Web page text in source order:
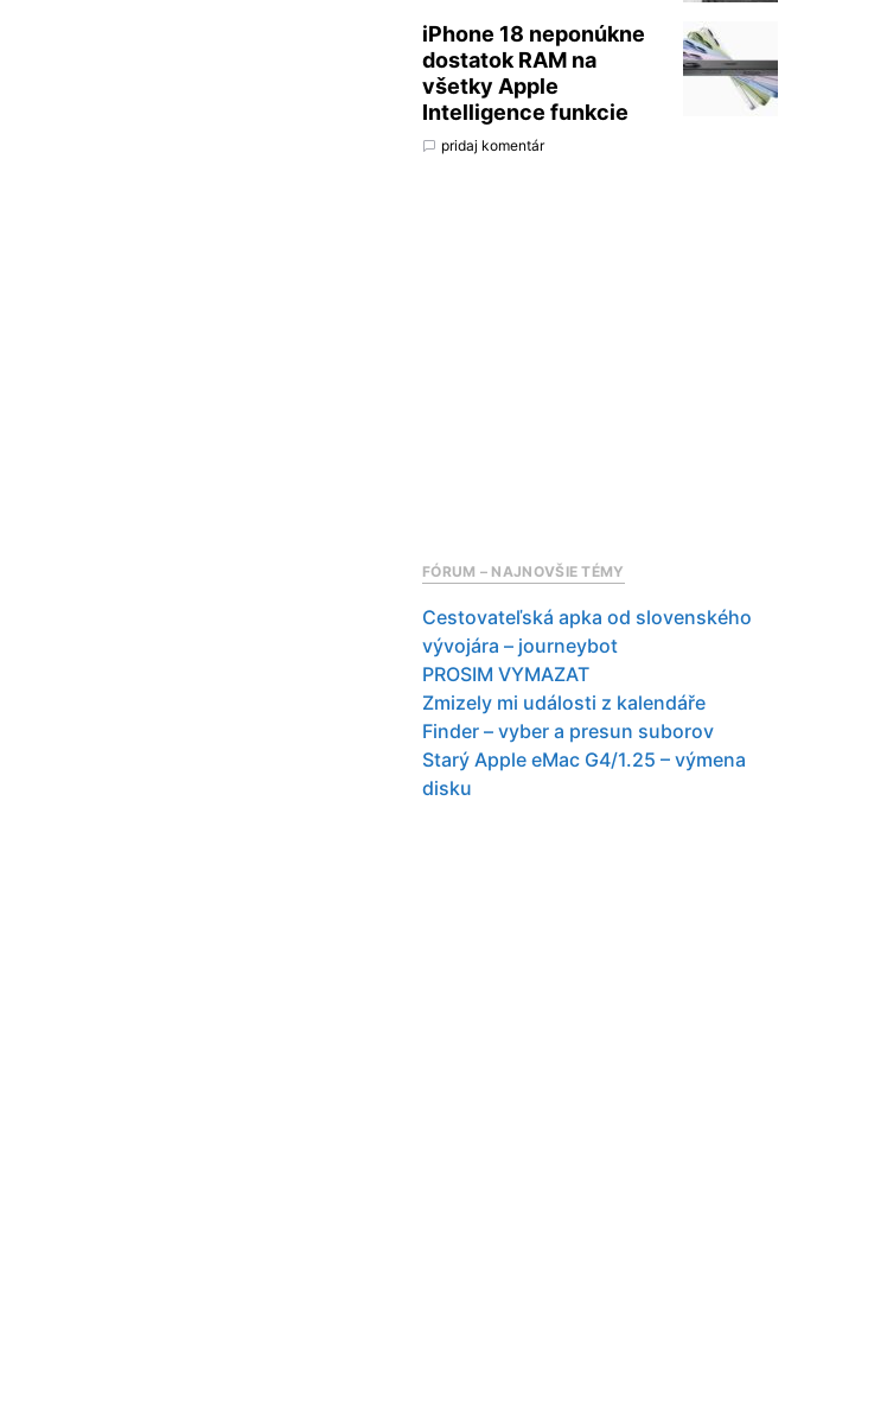
iPhone 18 neponúkne
dostatok RAM na
všetky Apple
Intelligence funkcie
pridaj komentár
FÓRUM – NAJNOVŠIE TÉMY
Cestovateľská apka od slovenského
vývojára – journeybot
PROSIM VYMAZAT
Zmizely mi události z kalendáře
Finder – vyber a presun suborov
Starý Apple eMac G4/1.25 – výmena
disku